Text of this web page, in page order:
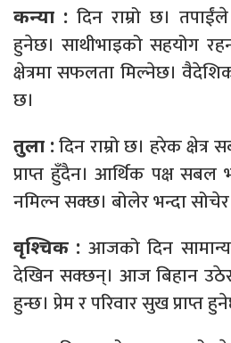
कन्या : दिन राम्रो छ।
हुनेछ। साथीभाइको सहयोग
क्षेत्रमा सफलता मिल्नेछ।
छ।
तुला :दिन राम्रो छ। हरेक
प्राप्त हुँदैन। आर्थिक पक्ष सबल
नमिल्न सक्छ। बोलेर भन्दा सोचेर
वृश्चिक : आजको दिन
देखिन सक्छन्। आज बिहान उठेर
हुन्छ। प्रेम र परिवार सुख प्राप्त